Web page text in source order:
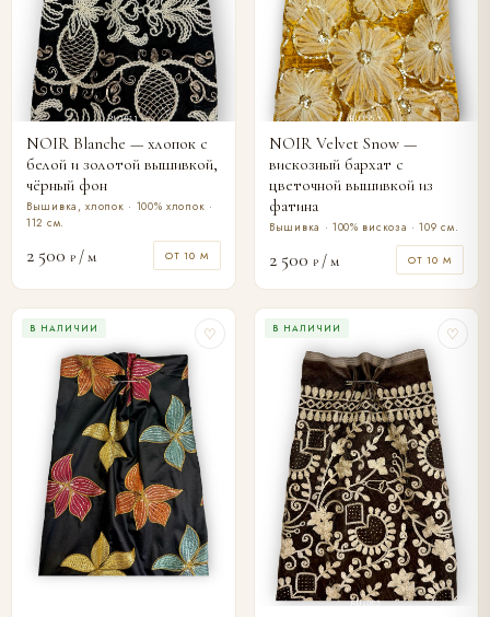
NOIR Blanche — хлопок с
белой и золотой вышивкой,
чёрный фон
Вышивка, хлопок · 100% хлопок ·
112 см.
2 500 ₽ / м ОТ 10 М
NOIR Velvet Snow —
вискозный бархат с
цветочной вышивкой из
фатина
Вышивка · 100% вискоза · 109 см.
2 500 ₽ / м ОТ 10 М
В НАЛИЧИИ ♡ В НАЛИЧИИ ♡